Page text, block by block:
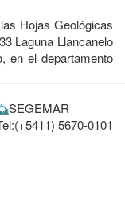
Hojas Geológicas
Laguna Llancanelo
en el departamento
SEGEMAR
5670-0101